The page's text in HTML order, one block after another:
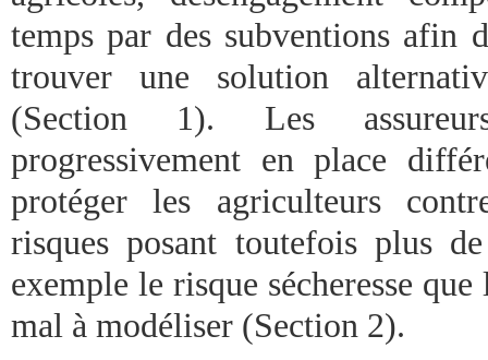
temps par des subventions afin
trouver une solution
(Section 1). Les
progressivement en place
protéger les agriculteurs
risques posant toutefois plus
exemple le risque sécheresse
mal à modéliser (Section 2).